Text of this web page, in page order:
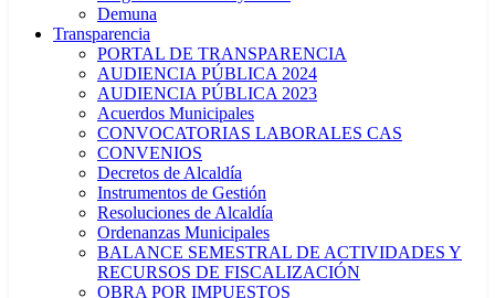
Demuna
Transparencia
PORTAL DE TRANSPARENCIA
AUDIENCIA PÚBLICA 2024
AUDIENCIA PÚBLICA 2023
Acuerdos Municipales
CONVOCATORIAS LABORALES CAS
CONVENIOS
Decretos de Alcaldía
Instrumentos de Gestión
Resoluciones de Alcaldía
Ordenanzas Municipales
BALANCE SEMESTRAL DE ACTIVIDADES Y
RECURSOS DE FISCALIZACIÓN
OBRA POR IMPUESTOS